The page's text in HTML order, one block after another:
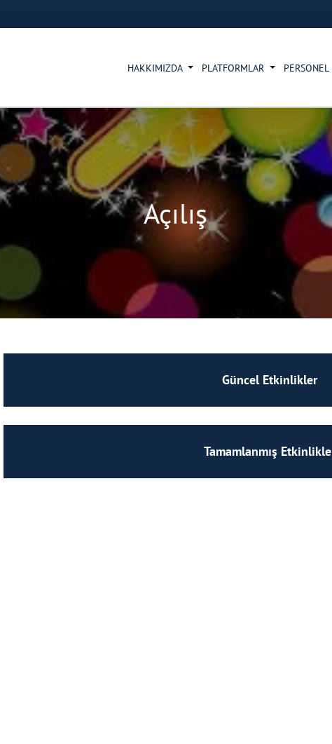
HAKKIMIZDA PLATFORMLAR PERSONEL
Açılış
Güncel Etkinlikler
Tamamlanmış